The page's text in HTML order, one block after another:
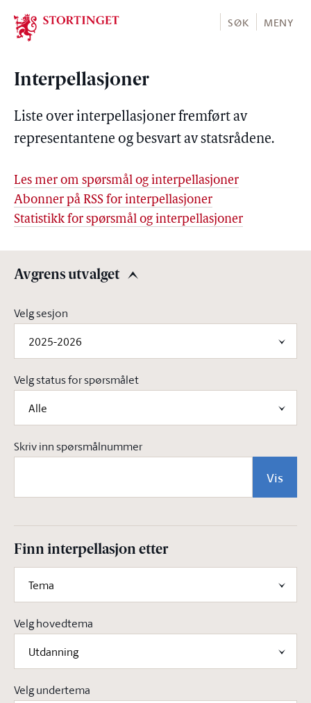
Stortinget.no
SØK MENY
Interpellasjoner
Liste over interpellasjoner fremført av
representantene og besvart av statsrådene.
Les mer om spørsmål og interpellasjoner
Abonner på RSS for interpellasjoner
Statistikk for spørsmål og interpellasjoner
Avgrens utvalget
Velg sesjon
2025-2026
Velg status for spørsmålet
Alle
Skriv inn spørsmålnummer
Vis
Finn interpellasjon etter
Tema
Velg hovedtema
Utdanning
Velg undertema